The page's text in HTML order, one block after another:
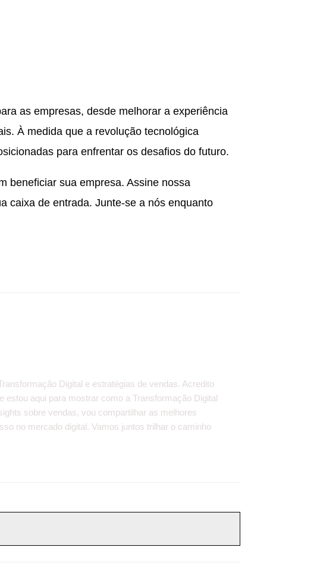
as empresas, desde melhorar a experiência
À medida que a revolução tecnológica
para enfrentar os desafios do futuro.
beneficiar sua empresa. Assine nossa
caixa de entrada. Junte-se a nós enquanto
Digital e estratégias de vendas. Acredito
estou aqui para mostrar como a Transformação Digital
sobre vendas, vou compartilhar as melhores
no mercado digital. Vamos juntos trilhar o caminho